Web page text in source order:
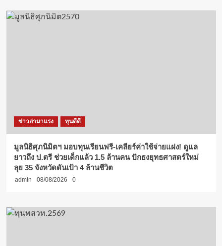
ข่าวล่ามาแรง ทุนดีดี
มูลนิธิศุภนิมิตฯ มอบทุนเรียนฟรี-เคลียร์ค่าใช้จ่ายแฝง! ดูแล
ยาวถึง ป.ตรี ช่วยเด็กแล้ว 1.5 ล้านคน ปักธงยุทธศาสตร์ใหม่
ลุย 35 จังหวัดดันเป้า 4 ล้านชีวิต
admin 08/08/2026 0